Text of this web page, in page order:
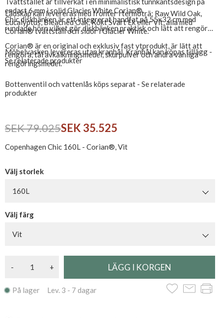
Lådskåp kan levereras med fronter i termoträ: Raw Wild Oak,
Eucalyptus, Bleached Oak, Rökt Svart Ek eller Vit, alla med
Corian® tvättställ och sidor i Glacier White.
endast 6 mm i solid Glacier White Corian®.
Chic diskbänken är ett integrerat handfat på 55x32 cm med
rundade hörn vilket gör diskbänken praktisk och lätt att rengöra.
Corian® är en original och exklusiv fast ytprodukt, är lätt att
rengöra, tål avkalkningsmedel, skurpulver och andra vanliga
rengöringsmedel.
Möbelvasken levereras utan kranhål. Kranhål kan köpas tillägg -
Se relaterade produkter
Bottenventil och vattenlås köps separat - Se relaterade
produkter
SEK 79.025SEK 35.525
Copenhagen Chic 160L - Corian®, Vit
Välj storlek
160L
Välj färg
Vit
- +
På lager Lev. 3 - 7 dagar